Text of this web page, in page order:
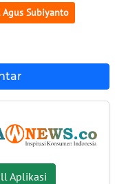
Agus Subiyanto
Aplikasi